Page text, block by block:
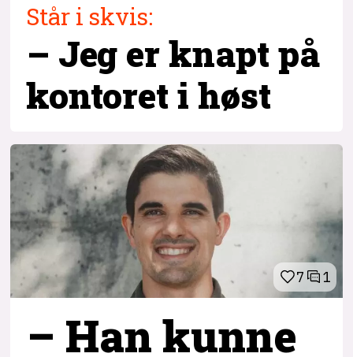
Står i skvis:
– Jeg er knapt på
kontoret i høst
7 1
– Han kunne